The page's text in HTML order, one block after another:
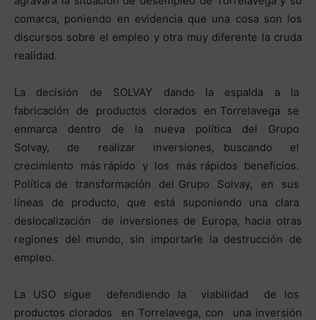
comarca, poniendo en evidencia que una cosa son los
discursos sobre el empleo y otra muy diferente la cruda
realidad.
La decisión de SOLVAY dando la espalda a la
fabricación de productos clorados en Torrelavega se
enmarca dentro de la nueva política del Grupo
Solvay, de realizar inversiones, buscando el
crecimiento más rápido y los más rápidos beneficios.
Política de transformación del Grupo Solvay, en sus
líneas de producto, que está suponiendo una clara
deslocalización de inversiones de Europa, hacia otras
regiones del mundo, sin importarle la destrucción de
empleo.
La USO sigue defendiendo la viabilidad de los
productos clorados en Torrelavega, con una inversión